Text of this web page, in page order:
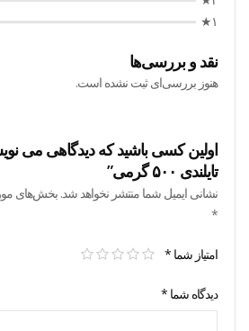
۱★
نقد و بررسی‌ها
هنوز بررسی‌ای ثبت نشده است.
اولین کسی باشید که دیدگاهی می
تایلندی ۵۰۰ گرمی”
نشانی ایمیل شما منتشر نخواهد شد. بخش‌های
*
امتیاز شما *
دیدگاه شما *